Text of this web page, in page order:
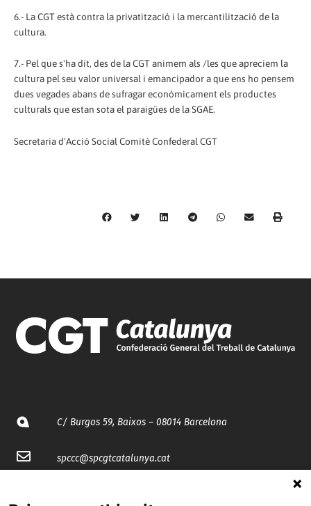
6.- La CGT està contra la privatització i la mercantilització de la
cultura.
7.- Pel que s'ha dit, des de la CGT animem als /les que apreciem la
cultura pel seu valor universal i emancipador a que ens ho pensem
dues vegades abans de sufragar econòmicament els productes
culturals que estan sota el paraigües de la SGAE.
Secretaria d'Acció Social Comitè Confederal CGT
C/ Burgos 59, Baixos – 08014 Barcelona
spccc@spcgtcatalunya.cat